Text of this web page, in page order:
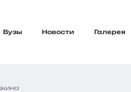
Вузы Новости Галерея